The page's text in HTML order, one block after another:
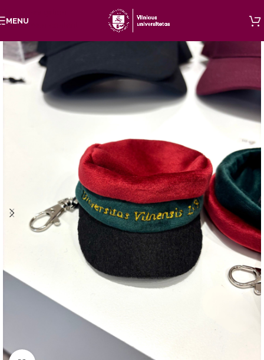
Skip to main content
MENU